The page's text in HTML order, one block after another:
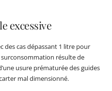
excessive
des cas dépassant 1 litre pour
résulte de
usure prématurée des guides
mal dimensionné.